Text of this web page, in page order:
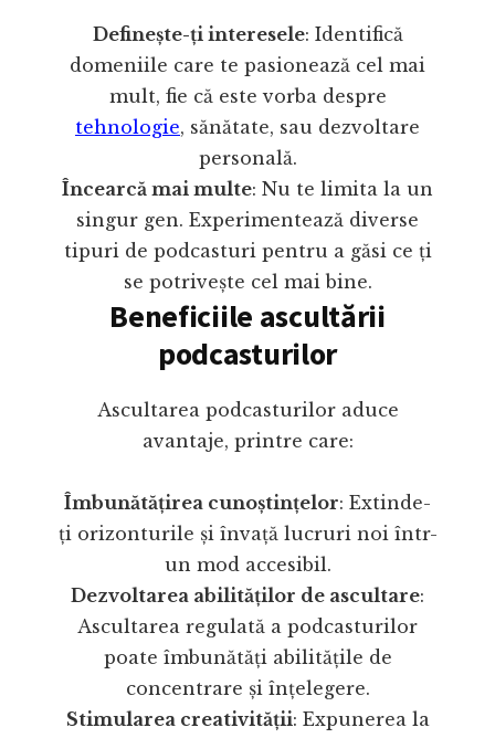
Definește-ți interesele: Identifică
domeniile care te pasionează cel mai
mult, fie că este vorba despre
tehnologie, sănătate, sau dezvoltare
personală.
Încearcă mai multe: Nu te limita la un
singur gen. Experimentează diverse
tipuri de podcasturi pentru a găsi ce ți
se potrivește cel mai bine.
Beneficiile ascultării
podcasturilor
Ascultarea podcasturilor aduce
avantaje, printre care:
Îmbunătățirea cunoștințelor: Extinde-
ți orizonturile și învață lucruri noi într-
un mod accesibil.
Dezvoltarea abilităților de ascultare:
Ascultarea regulată a podcasturilor
poate îmbunătăți abilitățile de
concentrare și înțelegere.
Stimularea creativității: Expunerea la